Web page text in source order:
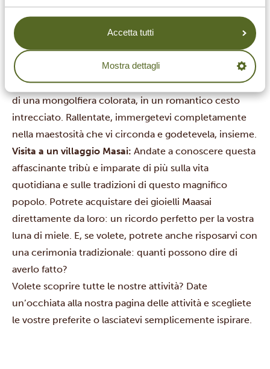
Accetta tutti
Mostra dettagli
mentre ascoltate musica dal vivo e abbracciate la
vostra dolce metà.
Safari in mongolfiera:Questo speciale safari offre
un’osservazione della natura selvaggia della Tanzania
accessibile a pochi. Decollerete dolcemente a bordo
di una mongolfiera colorata, in un romantico cesto
intrecciato. Rallentate, immergetevi completamente
nella maestosità che vi circonda e godetevela, insieme.
Visita a un villaggio Masai: Andate a conoscere questa
affascinante tribù e imparate di più sulla vita
quotidiana e sulle tradizioni di questo magnifico
popolo. Potrete acquistare dei gioielli Maasai
direttamente da loro: un ricordo perfetto per la vostra
luna di miele. E, se volete, potrete anche risposarvi con
una cerimonia tradizionale: quanti possono dire di
averlo fatto?
Volete scoprire tutte le nostre attività? Date
un’occhiata alla nostra pagina delle attività e scegliete
le vostre preferite o lasciatevi semplicemente ispirare.